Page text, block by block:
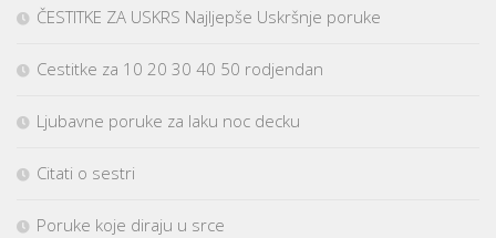
ČESTITKE ZA USKRS Najljepše Uskršnje poruke
Cestitke za 10 20 30 40 50 rodjendan
Ljubavne poruke za laku noc decku
Citati o sestri
Poruke koje diraju u srce